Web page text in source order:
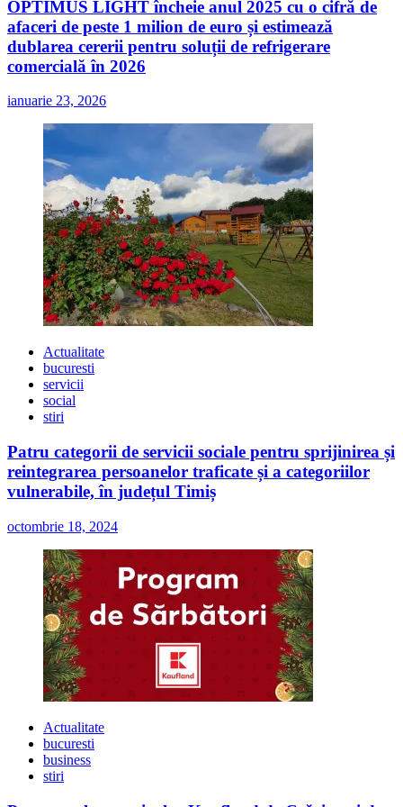
OPTIMUS LIGHT încheie anul 2025 cu o cifră de
afaceri de peste 1 milion de euro și estimează
dublarea cererii pentru soluții de refrigerare
comercială în 2026
ianuarie 23, 2026
Actualitate
bucuresti
servicii
social
stiri
Patru categorii de servicii sociale pentru sprijinirea și
reintegrarea persoanelor traficate și a categoriilor
vulnerabile, în județul Timiș
octombrie 18, 2024
Actualitate
bucuresti
business
stiri